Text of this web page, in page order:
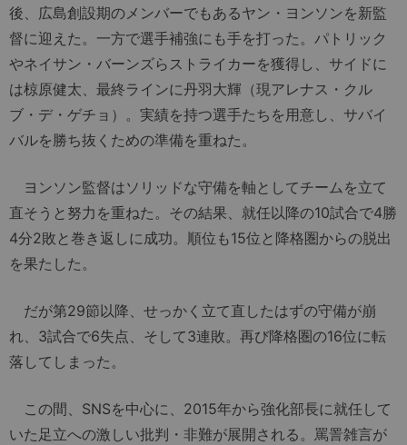
後、広島創設期のメンバーでもあるヤン・ヨンソンを新監
督に迎えた。一方で選手補強にも手を打った。パトリック
やネイサン・バーンズらストライカーを獲得し、サイドに
は椋原健太、最終ラインに丹羽大輝（現アレナス・クル
ブ・デ・ゲチョ）。実績を持つ選手たちを用意し、サバイ
バルを勝ち抜くための準備を重ねた。
ヨンソン監督はソリッドな守備を軸としてチームを立て
直そうと努力を重ねた。その結果、就任以降の10試合で4勝
4分2敗と巻き返しに成功。順位も15位と降格圏からの脱出
を果たした。
だが第29節以降、せっかく立て直したはずの守備が崩
れ、3試合で6失点、そして3連敗。再び降格圏の16位に転
落してしまった。
この間、SNSを中心に、2015年から強化部長に就任して
いた足立への激しい批判・非難が展開される。罵詈雑言が